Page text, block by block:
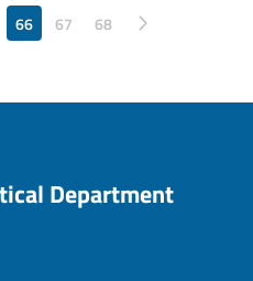
66 67 68
Pagina successiva
Department